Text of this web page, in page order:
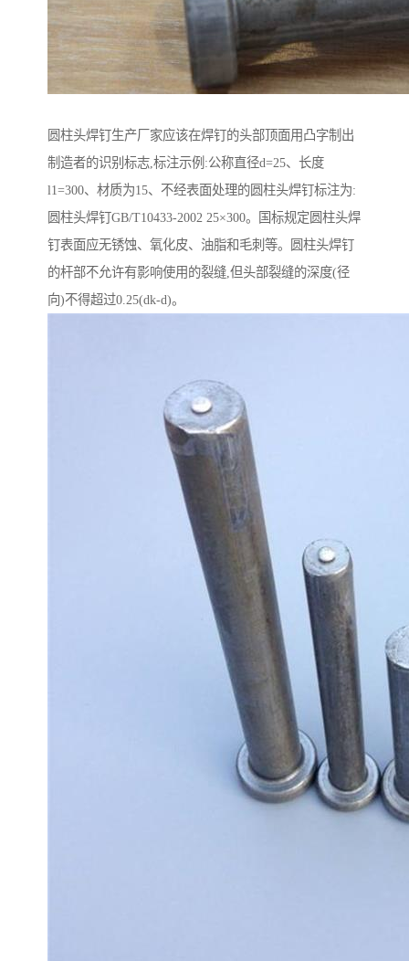
圆柱头焊钉生产厂家应该在焊钉的头部顶面用凸字制出
制造者的识别标志,标注示例:公称直径d=25、长度
l1=300、材质为15、不经表面处理的圆柱头焊钉标注为:
圆柱头焊钉GB/T10433-2002 25×300。国标规定圆柱头焊
钉表面应无锈蚀、氧化皮、油脂和毛刺等。圆柱头焊钉
的杆部不允许有影响使用的裂缝,但头部裂缝的深度(径
向)不得超过0.25(dk-d)。